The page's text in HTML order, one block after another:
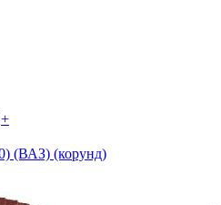
+
(ВАЗ) (корунд)